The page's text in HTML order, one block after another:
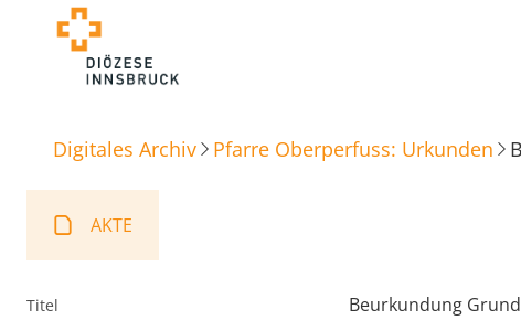
Digitales Archiv Pfarre Oberperfuss: Urkunden
AKTE
Titel Beurkundung